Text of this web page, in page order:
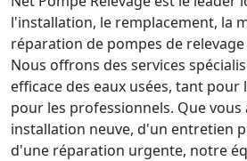
l'installation, le remplacement, la
réparation de pompes de relevage
Nous offrons des services
efficace des eaux usées, tant
pour les professionnels. Que vous
installation neuve, d'un entretien
d'une réparation urgente, notre